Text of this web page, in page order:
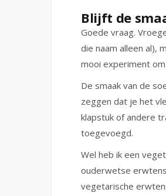
Blijft de
Goede vraag.
die naam alleen al),
mooi experiment
De smaak van de
zeggen dat je het
klapstuk of andere
toegevoegd.
Wel heb ik een
ouderwetse
vegetarische